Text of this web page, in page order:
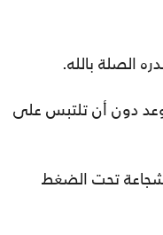
الصلة بالله.
دون أن تلتبس على
تحت الضغط